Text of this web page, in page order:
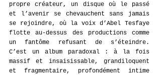
propre créateur, un disque où le passé
et l’avenir se chevauchent sans jamais
se rejoindre, où la voix d’Abel Tesfaye
flotte au-dessus des productions comme
un fantôme refusant de s’éteindre.
C’est un album paradoxal : à la fois
massif et insaisissable, grandiloquent
et fragmentaire, profondément intime